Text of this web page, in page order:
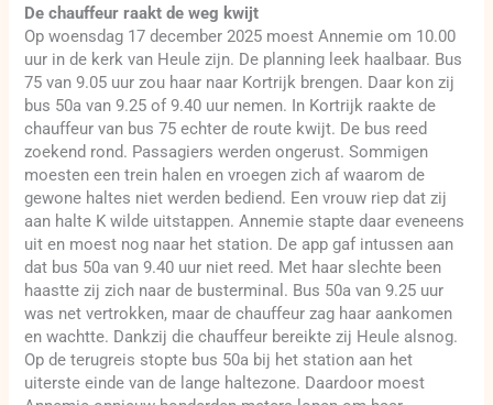
De chauffeur raakt de weg kwijt
Op woensdag 17 december 2025 moest Annemie om 10.00
uur in de kerk van Heule zijn. De planning leek haalbaar. Bus
75 van 9.05 uur zou haar naar Kortrijk brengen. Daar kon zij
bus 50a van 9.25 of 9.40 uur nemen. In Kortrijk raakte de
chauffeur van bus 75 echter de route kwijt. De bus reed
zoekend rond. Passagiers werden ongerust. Sommigen
moesten een trein halen en vroegen zich af waarom de
gewone haltes niet werden bediend. Een vrouw riep dat zij
aan halte K wilde uitstappen. Annemie stapte daar eveneens
uit en moest nog naar het station. De app gaf intussen aan
dat bus 50a van 9.40 uur niet reed. Met haar slechte been
haastte zij zich naar de busterminal. Bus 50a van 9.25 uur
was net vertrokken, maar de chauffeur zag haar aankomen
en wachtte. Dankzij die chauffeur bereikte zij Heule alsnog.
Op de terugreis stopte bus 50a bij het station aan het
uiterste einde van de lange haltezone. Daardoor moest